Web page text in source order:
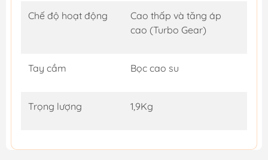
Chế độ hoạt động
Cao thấp và tăng áp
cao (Turbo Gear)
Tay cầm Bọc cao su
Trọng lượng 1,9Kg